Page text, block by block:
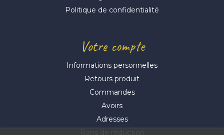
Votre compte
Informations personnelles
Retours produit
Commandes
Avoirs
Adresses
Politique de confidentialité